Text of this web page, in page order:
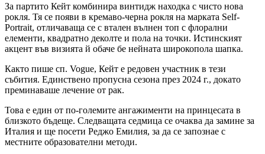
За партито Кейт комбинира винтидж находка с чисто нова
рокля. Тя се появи в кремаво-черна рокля на марката Self-
Portrait, отличаваща се с втален вълнен топ с флорални
елементи, квадратно деколте и пола на точки. Истинският
акцент във визията й обаче бе нейната широкопола шапка.
Както пише сп. Vogue, Кейт е редовен участник в тези
събития. Единствено пропусна сезона през 2024 г., докато
преминаваше лечение от рак.
Това е един от по-големите ангажименти на принцесата в
близкото бъдеще. Следващата седмица се очаква да замине за
Италия и ще посети Реджо Емилия, за да се запознае с
местните образователни методи.